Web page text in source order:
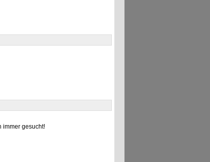
immer gesucht!